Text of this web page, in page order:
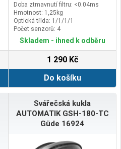
Doba ztmavnutí filtru: <0.04ms
Hmotnost: 1,25kg
Optická třída: 1/1/1/1
Počet senzorů: 4
Skladem - ihned k odběru
1 290 Kč
Do košíku
Svářečská kukla
AUTOMATIK GSH-180-TC
Güde 16924